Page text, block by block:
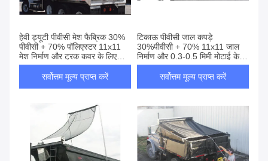
हेवी ड्यूटी पीवीसी मेश फैब्रिक 30%
पीवीसी + 70% पॉलिएस्टर 11x11
मेश निर्माण और ट्रक कवर के लिए
0.3-0.5 मिमी मोटाई के साथ
सर्वोत्तम मूल्य प्राप्त करें
टिकाऊ पीवीसी जाल कपड़े
30%पीवीसी + 70% 11x11 जाल
निर्माण और 0.3-0.5 मिमी मोटाई के
साथ पॉलिएस्टर बाहरी उपयोग के लिए
सर्वोत्तम मूल्य प्राप्त करें